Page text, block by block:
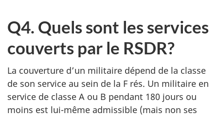
Q4. Quels sont les services
couverts par le RSDR?
La couverture d’un militaire dépend de la classe
de son service au sein de la F rés. Un militaire en
service de classe A ou B pendant 180 jours ou
moins est lui-même admissible (mais non ses